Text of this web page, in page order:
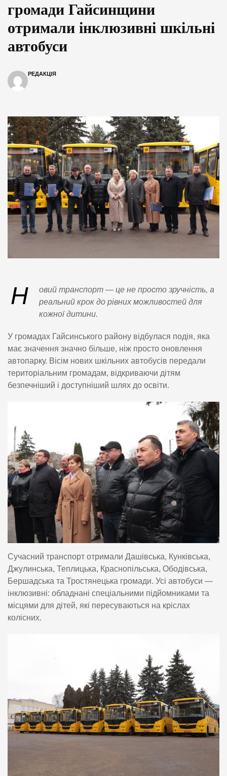
громади Гайсинщини
отримали інклюзивні шкільні
автобуси
РЕДАКЦІЯ
Н
овий транспорт — це не просто зручність, а
реальний крок до рівних можливостей для
кожної дитини.
У громадах Гайсинського району відбулася подія, яка
має значення значно більше, ніж просто оновлення
автопарку. Вісім нових шкільних автобусів передали
територіальним громадам, відкриваючи дітям
безпечніший і доступніший шлях до освіти.
Сучасний транспорт отримали Дашівська, Кунківська,
Джулинська, Теплицька, Краснопільська, Ободівська,
Бершадська та Тростянецька громади. Усі автобуси —
інклюзивні: обладнані спеціальними підйомниками та
місцями для дітей, які пересуваються на кріслах
колісних.